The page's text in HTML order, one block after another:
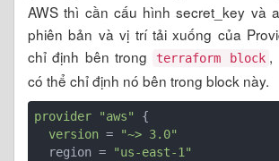
AWS thì cần cấu hình secret_key và
phiên bản và vị trí tải xuống của
chỉ định bên trong
terraform block ,
có thể chỉ định nó bên trong block này.
provider "aws"
{
version =
"~> 3.0"
  region =
"us-east-1"